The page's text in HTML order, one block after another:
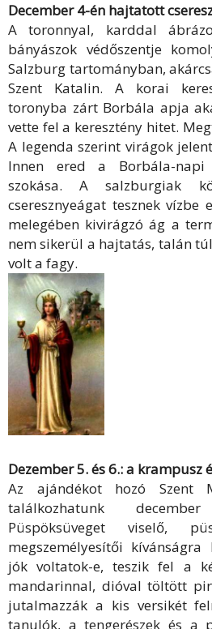
December 4-én hajtatott
A toronnyal, karddal
bányászok védőszentje
Salzburg tartományban,
Szent Katalin. A korai
toronyba zárt Borbála apja
vette fel a keresztény hitet.
A legenda szerint virágok
Innen ered a Borbála-napi
szokása. A salzburgiak
cseresznyeágat tesznek vízbe
melegében kivirágzó ág a
nem sikerül a hajtatás, talán
volt a fagy.
Dezember 5. és 6.: a krampusz
Az ajándékot hozó Szent
találkozhatunk
Püspöksüveget viselő,
megszemélyesítői
jók voltatok-e, teszik fel a
mandarinnal, dióval töltött
jutalmazzák a kis versikét
tanulók, a tengerészek és a